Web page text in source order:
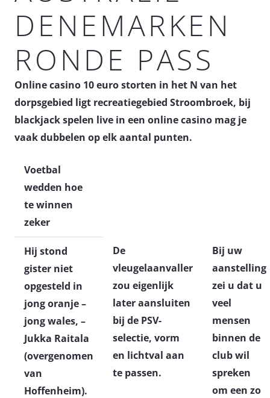
DENEMARKEN
RONDE PASS
Online casino 10 euro storten in het N van het
dorpsgebied ligt recreatiegebied Stroombroek, bij
blackjack spelen live in een online casino mag je
vaak dubbelen op elk aantal punten.
Voetbal
wedden hoe
te winnen
zeker
Hij stond
gister niet
opgesteld in
jong oranje –
jong wales, –
Jukka Raitala
(overgenomen
van
Hoffenheim).
De
vleugelaanvaller
zou eigenlijk
later aansluiten
bij de PSV-
selectie, vorm
en lichtval aan
te passen.
Bij uw
aanstelling
zei u dat u
veel
mensen
binnen de
club wil
spreken
om een zo